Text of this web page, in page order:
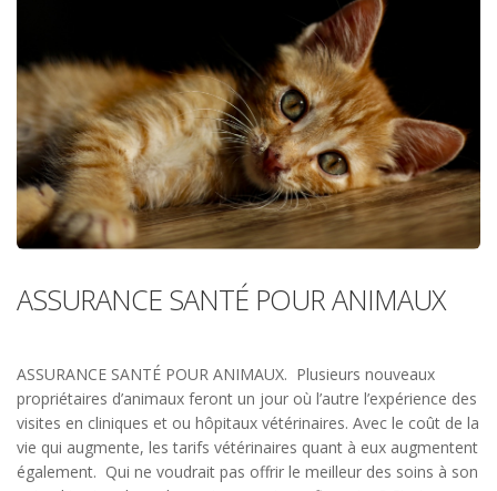
ASSURANCE SANTÉ POUR ANIMAUX
ASSURANCE SANTÉ POUR ANIMAUX. Plusieurs nouveaux
propriétaires d’animaux feront un jour où l’autre l’expérience des
visites en cliniques et ou hôpitaux vétérinaires. Avec le coût de la
vie qui augmente, les tarifs vétérinaires quant à eux augmentent
également. Qui ne voudrait pas offrir le meilleur des soins à son